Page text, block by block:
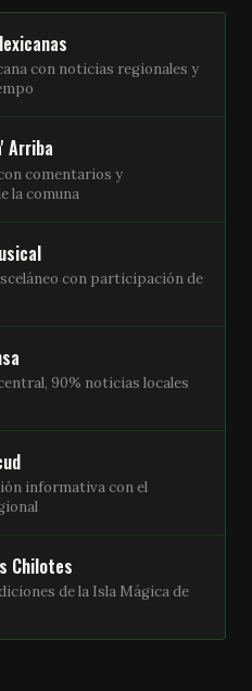
con noticias regionales y
Arriba
comentarios y
la comuna
con participación de
90% noticias locales
informativa con el
Chilotes
de la Isla Mágica de